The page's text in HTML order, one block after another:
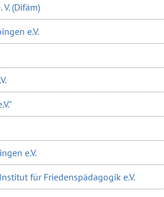
(Difäm)
e.V.
e.V.
für Friedenspädagogik e.V.